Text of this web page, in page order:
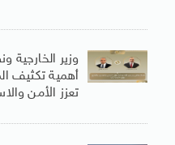
وزير الخارجية
أهمية تكثيف
تعزز الأمن